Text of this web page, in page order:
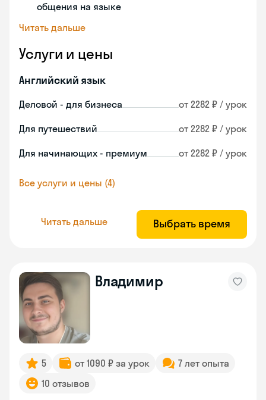
общения на языке
Читать дальше
Услуги и цены
Английский язык
Деловой - для бизнеса от 2282 ₽ / урок
Для путешествий от 2282 ₽ / урок
Для начинающих - премиум от 2282 ₽ / урок
Все услуги и цены (4)
Читать дальше Выбрать время
Владимир
5 от 1090 ₽ за урок
7 лет опыта
10 отзывов